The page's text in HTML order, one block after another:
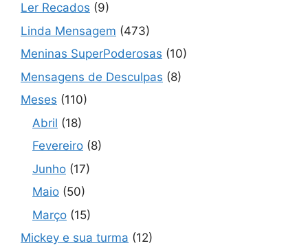
Ler Recados (9)
Linda Mensagem (473)
Meninas SuperPoderosas (10)
Mensagens de Desculpas (8)
Meses (110)
Abril (18)
Fevereiro (8)
Junho (17)
Maio (50)
Março (15)
Mickey e sua turma (12)